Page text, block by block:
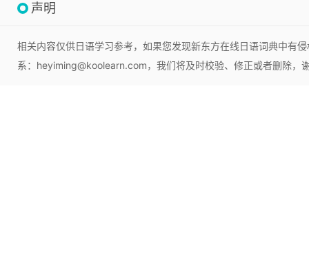
声明
相关内容仅供日语学习参考，如果您发现新东方在线日语词典中有
系：heyiming@koolearn.com，我们将及时校验、修正或者删除，